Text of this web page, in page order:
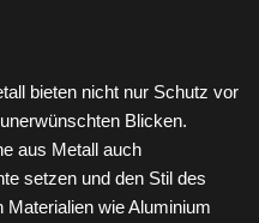
bieten nicht nur Schutz vor
Blicken.
aus Metall auch
setzen und den Stil des
wie Aluminium